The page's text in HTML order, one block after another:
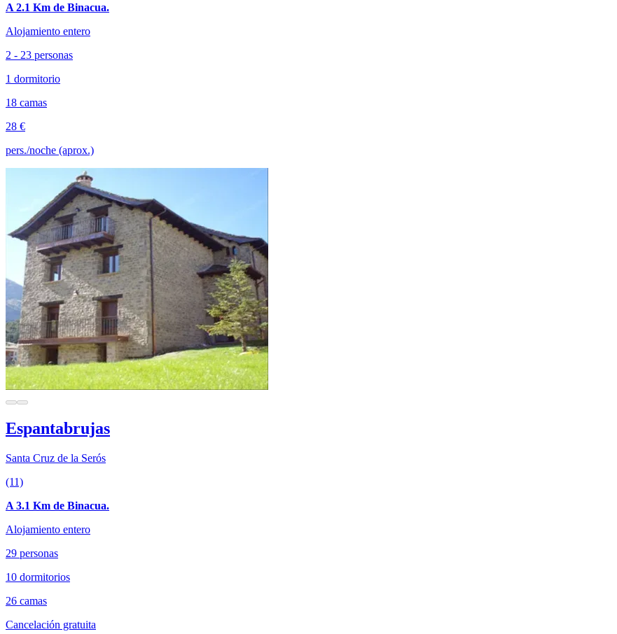
A 2.1 Km de Binacua.
Alojamiento entero
2 - 23 personas
1 dormitorio
18 camas
28 €
pers./noche (aprox.)
Espantabrujas
Santa Cruz de la Serós
(11)
A 3.1 Km de Binacua.
Alojamiento entero
29 personas
10 dormitorios
26 camas
Cancelación gratuita